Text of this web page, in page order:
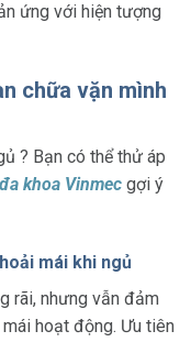
ứng với hiện tượng
chữa vặn mình
? Bạn có thể thử áp
khoa Vinmec gợi ý
mái khi ngủ
rãi, nhưng vẫn đảm
hoạt động. Ưu tiên